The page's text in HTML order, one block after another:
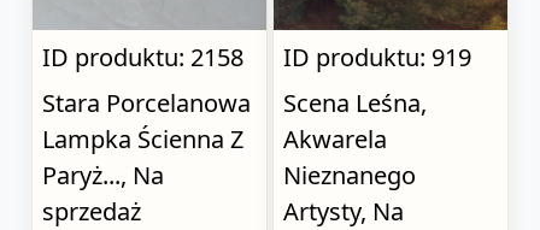
ID produktu: 2158
Stara Porcelanowa
Lampka Ścienna Z
Paryż..., Na
sprzedaż
ID produktu: 919
Scena Leśna,
Akwarela
Nieznanego
Artysty, Na